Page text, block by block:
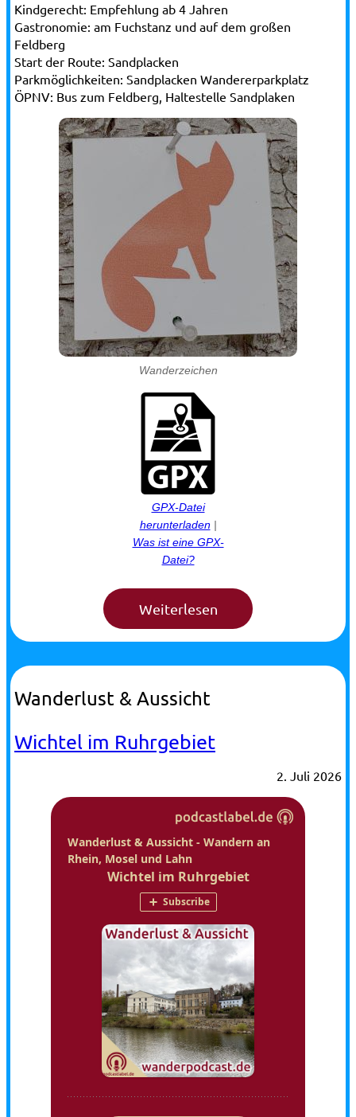
Kindgerecht: Empfehlung ab 4 Jahren
Gastronomie: am Fuchstanz und auf dem großen
Feldberg
Start der Route: Sandplacken
Parkmöglichkeiten: Sandplacken Wandererparkplatz
ÖPNV: Bus zum Feldberg, Haltestelle Sandplaken
Wanderzeichen
GPX-Datei
herunterladen|
Was ist eine GPX-
Datei?
Wanderlust & Aussicht
Wichtel im Ruhrgebiet
2. Juli 2026